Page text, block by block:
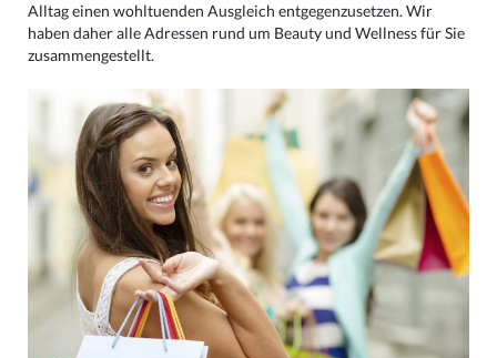
Alltag einen wohltuenden Ausgleich entgegenzusetzen. Wir
haben daher alle Adressen rund um Beauty und Wellness für Sie
zusammengestellt.